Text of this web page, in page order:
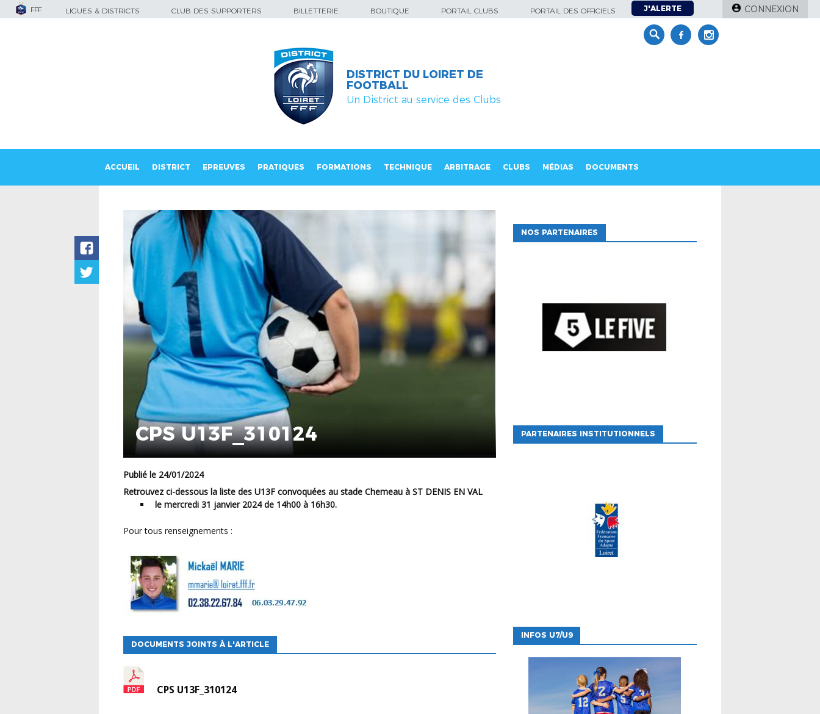
FFF LIGUES & DISTRICTS CLUB DES SUPPORTERS BILLETTERIE BOUTIQUE PORTAIL CLUBS PORTAIL DES OFFICIELS J'ALERTE CONNEXION
DISTRICT DU LOIRET DE
FOOTBALL
Un District au service des Clubs
ACCUEIL DISTRICT EPREUVES PRATIQUES FORMATIONS TECHNIQUE ARBITRAGE CLUBS MÉDIAS DOCUMENTS
CPS U13F_310124
Publié le 24/01/2024
Retrouvez ci-dessous la liste des U13F convoquées au stade Chemeau à ST DENIS EN VAL
le mercredi 31 janvier 2024 de 14h00 à 16h30.
Pour tous renseignements :
DOCUMENTS JOINTS À L'ARTICLE
CPS U13F_310124
NOS PARTENAIRES
PARTENAIRES INSTITUTIONNELS
INFOS U7/U9